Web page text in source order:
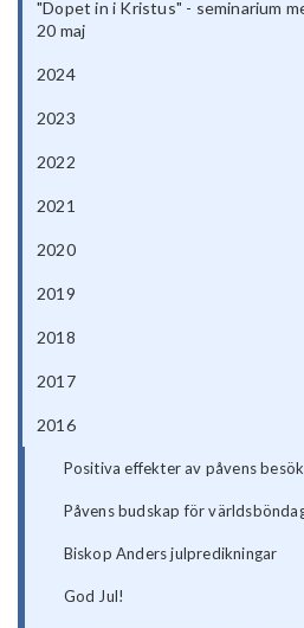
"Dopet in i Kristus" - seminarium
20 maj
2024
2023
2022
2021
2020
2019
2018
2017
2016
Positiva effekter av påvens besök
Påvens budskap för
Biskop Anders julpredikningar
God Jul!